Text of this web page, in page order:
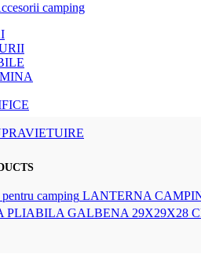
camping
LANTERNA
PLIABILA GALBENA 29X29X28